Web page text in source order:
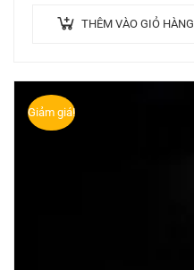
THÊM VÀO GIỎ HÀNG
Giảm giá!